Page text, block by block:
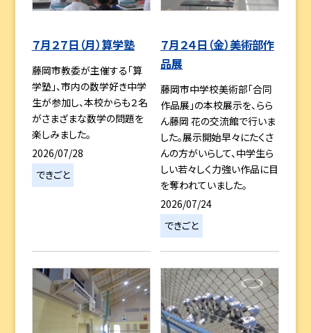
７月２７日（月）算学塾
藤岡市教委が主催する「算
学塾」、市内の数学好き中学
生が参加し、本校からも２名
がさまざまな数学の問題を
楽しみました。
2026/07/28
できごと
７月２４日（金）美術部作
品展
藤岡市中学校美術部「合同
作品展」の本校展示を、らら
ん藤岡 花の交流館で行いま
した。展示開始早々にたくさ
んの方がいらして、中学生ら
しい若々しく力強い作品に目
を奪われていました。
2026/07/24
できごと